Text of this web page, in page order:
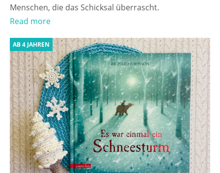
Menschen, die das Schicksal überrascht.
Read more
AB 4 JAHREN